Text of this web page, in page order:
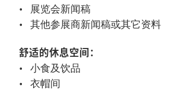
展览会新闻稿
其他参展商新闻稿或其它资料
舒适的休息空间：
小食及饮品
衣帽间